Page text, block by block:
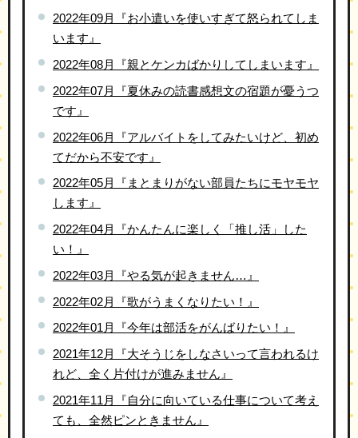
2022年09月『お小遣いを使いすぎて怒られてしま
います』
2022年08月『親とケンカばかりしてしまいます』
2022年07月『夏休みの読書感想文の宿題が憂うつ
です』
2022年06月『アルバイトをしてみたいけど、初め
てだから不安です』
2022年05月『まとまりがない部員たちにモヤモヤ
します』
2022年04月『かんたんに楽しく「推し活」した
い！』
2022年03月『やる気が起きません…』
2022年02月『歌がうまくなりたい！』
2022年01月『今年は部活をがんばりたい！』
2021年12月『大そうじをしなさいって言われるけ
れど、全く片付けが進みません』
2021年11月『自分に向いている仕事について考え
ても、全然ピンときません』